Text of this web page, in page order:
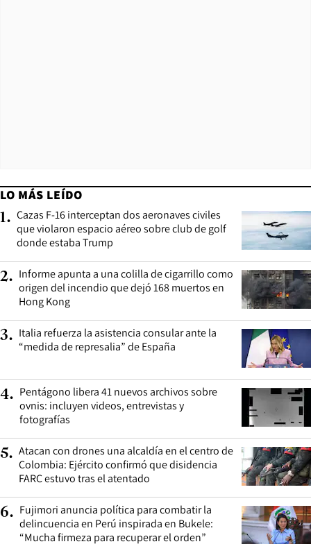
LO MÁS LEÍDO
1. Cazas F-16 interceptan dos aeronaves civiles
que violaron espacio aéreo sobre club de golf
donde estaba Trump
2. Informe apunta a una colilla de cigarrillo como
origen del incendio que dejó 168 muertos en
Hong Kong
3. Italia refuerza la asistencia consular ante la
“medida de represalia” de España
4. Pentágono libera 41 nuevos archivos sobre
ovnis: incluyen videos, entrevistas y
fotografías
5. Atacan con drones una alcaldía en el centro de
Colombia: Ejército confirmó que disidencia
FARC estuvo tras el atentado
6. Fujimori anuncia política para combatir la
delincuencia en Perú inspirada en Bukele:
“Mucha firmeza para recuperar el orden”